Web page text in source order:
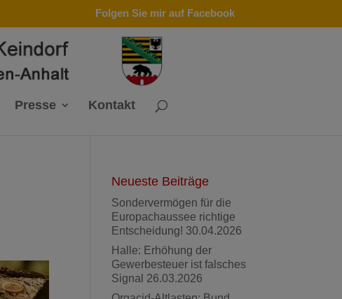
Folgen Sie mir auf Facebook
Presse Kontakt
Neueste Beiträge
Sondervermögen für die
Europachaussee richtige
Entscheidung! 30.04.2026
Halle: Erhöhung der
Gewerbesteuer ist falsches
Signal 26.03.2026